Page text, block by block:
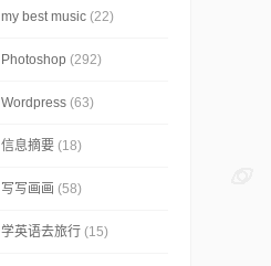
my best music (22)
Photoshop (292)
Wordpress (63)
信息摘要 (18)
写写画画 (58)
学英语去旅行 (15)